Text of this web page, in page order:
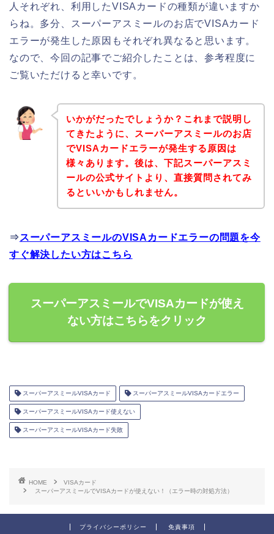
人それぞれ、利用したVISAカードの種類が違いますか
らね。多分、スーパーアスミールのお店でVISAカード
エラーが発生した原因もそれぞれ異なると思います。
なので、今回の記事でご紹介したことは、参考程度に
ご覧いただけると幸いです。
いかがだったでしょうか？これまで説明し
てきたように、スーパーアスミールのお店
でVISAカードエラーが発生する原因は
様々あります。後は、下記スーパーアスミ
ールの公式サイトより、直接質問されてみ
るといいかもしれません。
⇒ スーパーアスミールのVISAカードエラーの問題を今
すぐ解決したい方はこちら
スーパーアスミールでVISAカードが使え
ない方はこちらをクリック
スーパーアスミールVISAカード スーパーアスミールVISAカードエラー
スーパーアスミールVISAカード使えない
スーパーアスミールVISAカード失敗
HOME
VISAカード
スーパーアスミールでVISAカードが使えない！（エラー時の対処方法）
プライバシーポリシー 免責事項